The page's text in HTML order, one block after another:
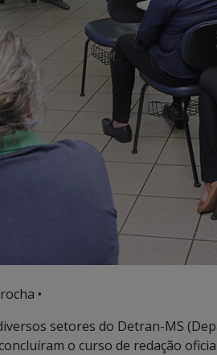
•
setores do Detran-MS
o curso de redação